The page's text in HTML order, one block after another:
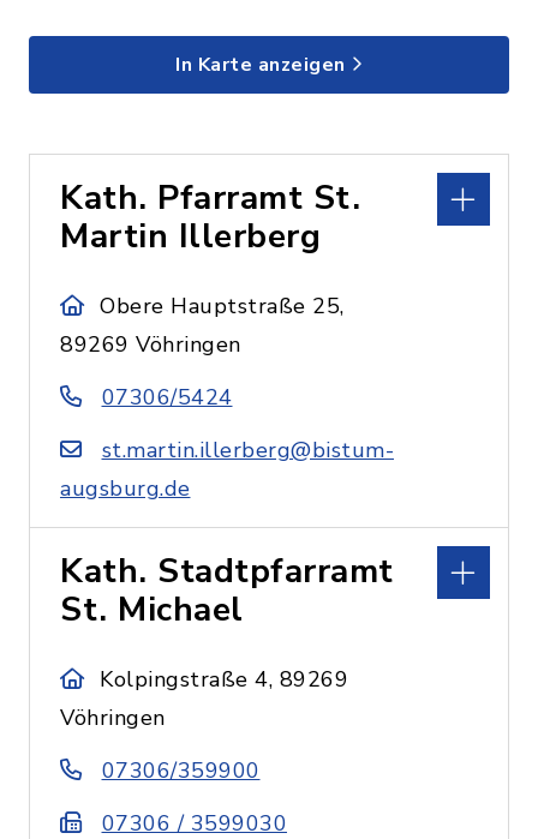
In Karte anzeigen
Kath. Pfarramt St.
Martin Illerberg
Obere Hauptstraße 25,
89269 Vöhringen
07306/5424
st.martin.illerberg@bistum-
augsburg.de
Kath. Stadtpfarramt
St. Michael
Kolpingstraße 4, 89269
Vöhringen
07306/359900
07306 / 3599030